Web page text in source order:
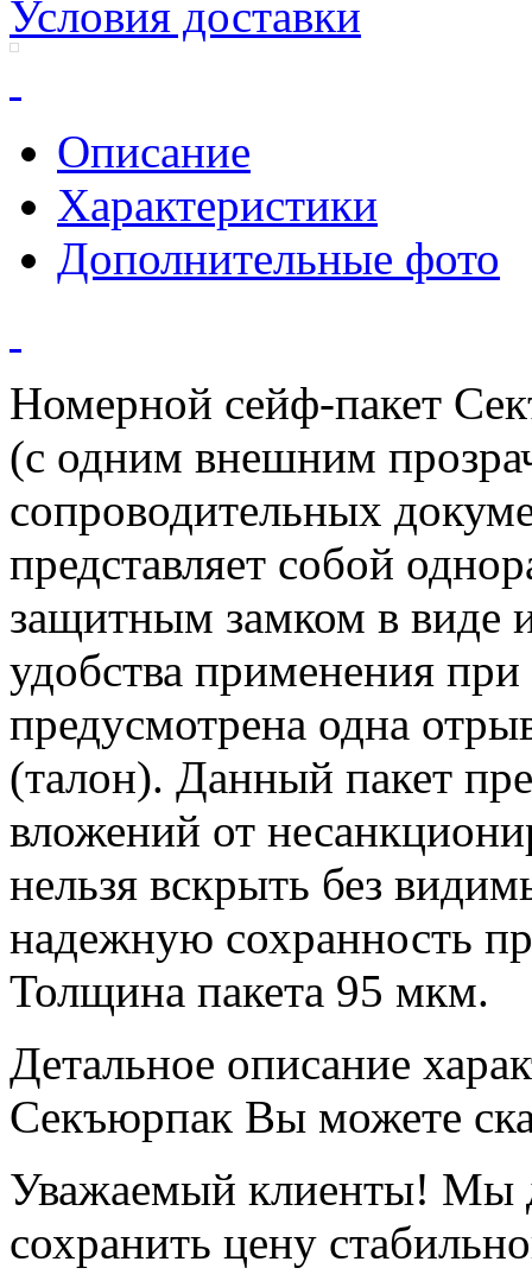
Условия доставки
Описание
Характеристики
Дополнительные фото
Номерной сейф-пакет
(с одним внешним
сопроводительных
представляет собой
защитным замком в виде
удобства применения
предусмотрена одна
(талон). Данный пакет
вложений от
нельзя вскрыть без
надежную сохранность
Толщина пакета 95 мкм.
Детальное описание
Секъюрпак Вы можете
Уважаемый клиенты! Мы
сохранить цену